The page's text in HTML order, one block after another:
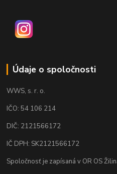
Údaje o spoločnosti
WWS, s. r. o.
IČO: 54 106 214
DIČ: 2121566172
IČ DPH: SK2121566172
Spoločnosť je zapísaná v OR OS